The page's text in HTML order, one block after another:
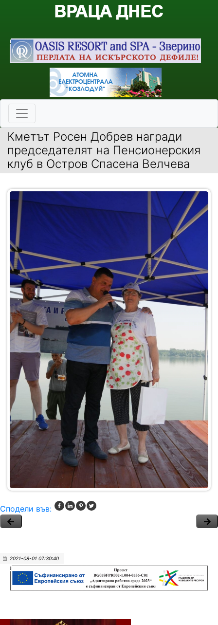
Кметът Росен Добрев награди
председателят на Пенсионерския
клуб в Остров Спасена Велчева
Сподели във:
2021-08-01 07:30:40